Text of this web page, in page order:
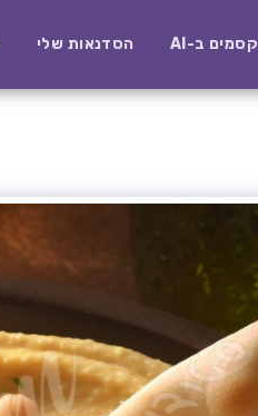
קסמים ב-AI הסדנאות שלי